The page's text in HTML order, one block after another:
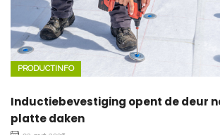
PRODUCTINFO
Inductiebevestiging opent de deur
platte daken